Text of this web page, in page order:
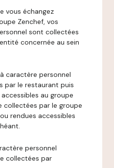
vous échangez
Zenchef, vos
sont collectées
concernée au sein
caractère personnel
par le restaurant puis
au groupe
collectées par le groupe
rendues accessibles
personnel
collectées par